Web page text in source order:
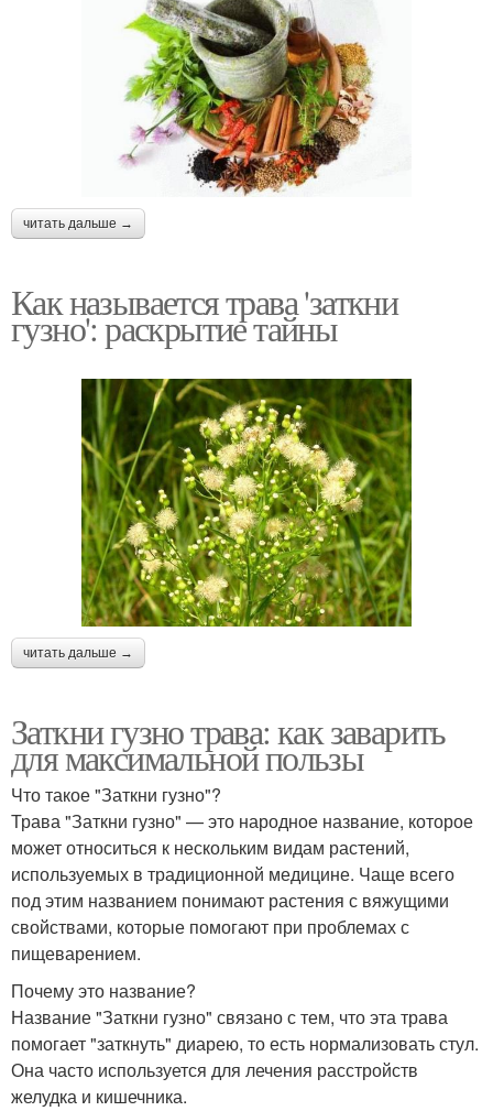
читать дальше →
Как называется трава 'заткни
гузно': раскрытие тайны
читать дальше →
Заткни гузно трава: как заварить
для максимальной пользы
Что такое "Заткни гузно"?
Трава "Заткни гузно" — это народное название, которое
может относиться к нескольким видам растений,
используемых в традиционной медицине. Чаще всего
под этим названием понимают растения с вяжущими
свойствами, которые помогают при проблемах с
пищеварением.
Почему это название?
Название "Заткни гузно" связано с тем, что эта трава
помогает "заткнуть" диарею, то есть нормализовать стул.
Она часто используется для лечения расстройств
желудка и кишечника.